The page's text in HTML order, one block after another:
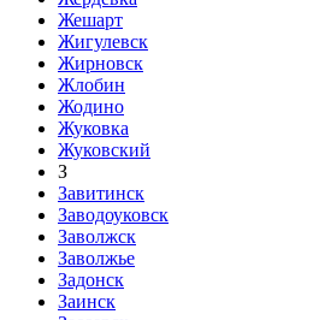
Жешарт
Жигулевск
Жирновск
Жлобин
Жодино
Жуковка
Жуковский
З
Завитинск
Заводоуковск
Заволжск
Заволжье
Задонск
Заинск